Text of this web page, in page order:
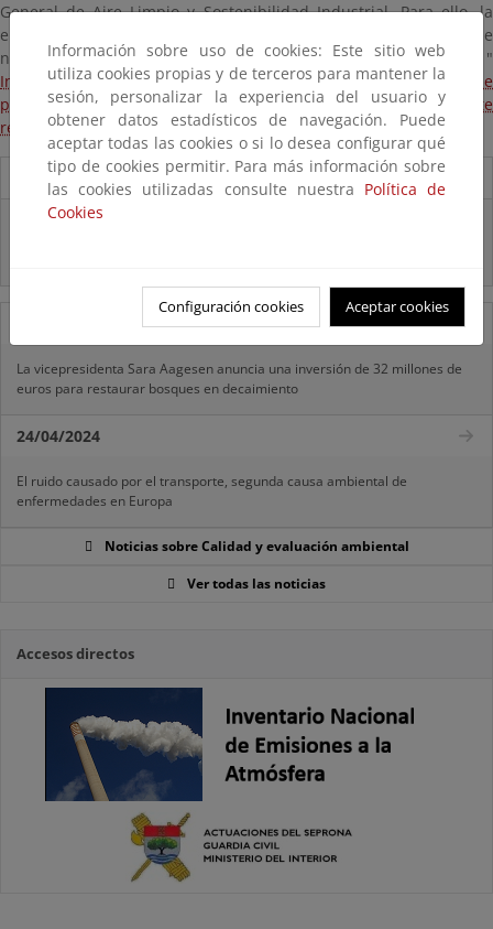
General de Aire Limpio y Sostenibilidad Industrial. Para ello, la
empresa exportadora deberá cumplimentar la solicitud de
notificación de exportación siguiendo los pasos descritos en las "
Instrucciones básicas para la notificación de exportación de
productos químicos peligrosos prohibidos o severamente
restringidos".
Destacados
Infografía "¿CONOCES REACH?"
La vicepresidenta Sara Aagesen anuncia una inversión de 32 millones de
euros para restaurar bosques en decaimiento
24/04/2024
El ruido causado por el transporte, segunda causa ambiental de
enfermedades en Europa
Noticias sobre Calidad y evaluación ambiental
Ver todas las noticias
Accesos directos
Información sobre uso de cookies: Este sitio web
utiliza cookies propias y de terceros para mantener la
sesión, personalizar la experiencia del usuario y
obtener datos estadísticos de navegación. Puede
aceptar todas las cookies o si lo desea configurar qué
tipo de cookies permitir. Para más información sobre
las cookies utilizadas consulte nuestra Política de
Cookies
Configuración cookies Aceptar cookies